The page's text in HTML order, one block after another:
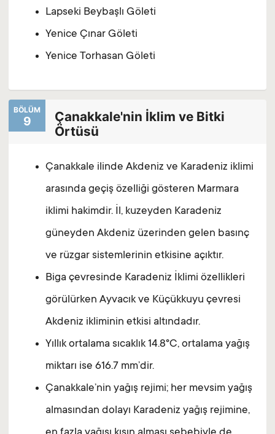
Lapseki Beybaşlı Göleti
Yenice Çınar Göleti
Yenice Torhasan Göleti
BÖLÜM
9
Çanakkale'nin İklim ve Bitki
Örtüsü
Çanakkale ilinde Akdeniz ve Karadeniz iklimi
arasında geçiş özelliği gösteren Marmara
iklimi hakimdir. İl, kuzeyden Karadeniz
güneyden Akdeniz üzerinden gelen basınç
ve rüzgar sistemlerinin etkisine açıktır.
Biga çevresinde Karadeniz İklimi özellikleri
görülürken Ayvacık ve Küçükkuyu çevresi
Akdeniz ikliminin etkisi altındadır.
Yıllık ortalama sıcaklık 14.8°C, ortalama yağış
miktarı ise 616.7 mm’dir.
Çanakkale’nin yağış rejimi; her mevsim yağış
almasından dolayı Karadeniz yağış rejimine,